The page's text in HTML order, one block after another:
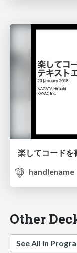
handlename
Other
See All in